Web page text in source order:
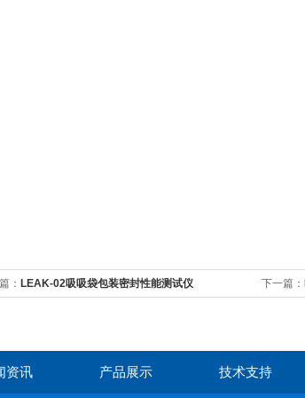
： LEAK-02吸吸袋包装密封性能测试仪 下一篇：
资讯 产品展示 技术支持